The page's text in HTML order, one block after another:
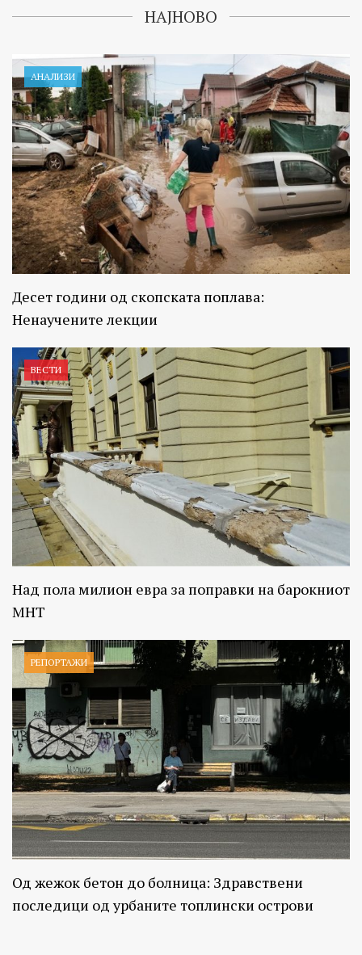
НАЈНОВО
АНАЛИЗИ
Десет години од скопската поплава:
Ненаучените лекции
ВЕСТИ
Над пола милион евра за поправки на барокниот
МНТ
РЕПОРТАЖИ
Од жежок бетон до болница: Здравствени
последици од урбаните топлински острови